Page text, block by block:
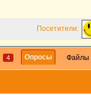
Посетители:
4 Опросы Файлы